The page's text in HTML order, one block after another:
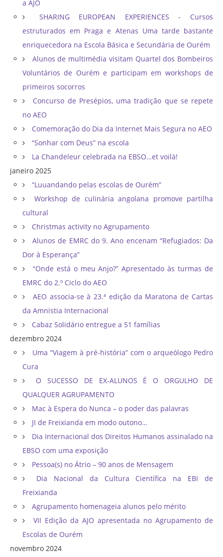
a AJO
SHARING EUROPEAN EXPERIENCES - Cursos
estruturados em Praga e Atenas Uma tarde bastante
enriquecedora na Escola Básica e Secundária de Ourém
Alunos de multimédia visitam Quartel dos Bombeiros
Voluntários de Ourém e participam em workshops de
primeiros socorros
Concurso de Presépios, uma tradição que se repete
no AEO
Comemoração do Dia da Internet Mais Segura no AEO
“Sonhar com Deus” na escola
La Chandeleur celebrada na EBSO…et voilà!
janeiro 2025
“Luuandando pelas escolas de Ourém”
Workshop de culinária angolana promove partilha
cultural
Christmas activity no Agrupamento
Alunos de EMRC do 9. Ano encenam “Refugiados: Da
Dor à Esperança”
“Onde está o meu Anjo?” Apresentado às turmas de
EMRC do 2.º Ciclo do AEO
AEO associa-se à 23.ª edição da Maratona de Cartas
da Amnistia Internacional
Cabaz Solidário entregue a 51 famílias
dezembro 2024
Uma “Viagem à pré-história” com o arqueólogo Pedro
Cura
O SUCESSO DE EX-ALUNOS É O ORGULHO DE
QUALQUER AGRUPAMENTO
Mac à Espera do Nunca – o poder das palavras
JI de Freixianda em modo outono…
Dia Internacional dos Direitos Humanos assinalado na
EBSO com uma exposição
Pessoa(s) no Átrio – 90 anos de Mensagem
Dia Nacional da Cultura Científica na EBI de
Freixianda
Agrupamento homenageia alunos pelo mérito
VII Edição da AJO apresentada no Agrupamento de
Escolas de Ourém
novembro 2024